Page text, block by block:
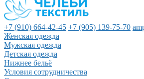
+7 (910) 664-42-45 +7 (905) 139-75-70
Женская одежда
Мужская одежда
Детская одежда
Нижнее бельё
Условия сотрудничества